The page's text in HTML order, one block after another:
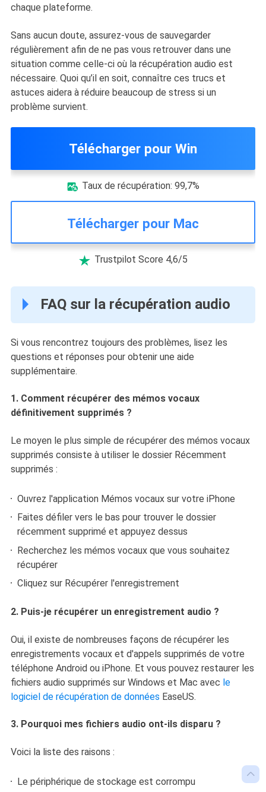

chaque plateforme.
Sans aucun doute, assurez-vous de sauvegarder
régulièrement afin de ne pas vous retrouver dans une
situation comme celle-ci où la récupération audio est
nécessaire. Quoi qu’il en soit, connaître ces trucs et
astuces aidera à réduire beaucoup de stress si un
problème survient.
Télécharger pour Win
 Taux de récupération: 99,7%
Télécharger pour Mac
 Trustpilot Score 4,6/5
FAQ sur la récupération audio
Si vous rencontrez toujours des problèmes, lisez les
questions et réponses pour obtenir une aide
supplémentaire.
1. Comment récupérer des mémos vocaux
définitivement supprimés ?
Le moyen le plus simple de récupérer des mémos vocaux
supprimés consiste à utiliser le dossier Récemment
supprimés :
Ouvrez l'application Mémos vocaux sur votre iPhone
Faites défiler vers le bas pour trouver le dossier
récemment supprimé et appuyez dessus
Recherchez les mémos vocaux que vous souhaitez
récupérer
Cliquez sur Récupérer l'enregistrement
2. Puis-je récupérer un enregistrement audio ?
Oui, il existe de nombreuses façons de récupérer les
enregistrements vocaux et d'appels supprimés de votre
téléphone Android ou iPhone. Et vous pouvez restaurer les
fichiers audio supprimés sur Windows et Mac avec le
logiciel de récupération de données EaseUS.
3. Pourquoi mes fichiers audio ont-ils disparu ?
Voici la liste des raisons :
Le périphérique de stockage est corrompu